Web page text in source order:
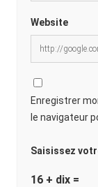
Website
Enregistrer
le navigateur
Saisissez
16 + dix =